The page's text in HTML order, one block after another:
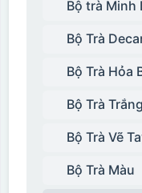
Bộ trà Minh
Bộ Trà
Bộ Trà Hỏa
Bộ Trà Trắng
Bộ Trà Vẽ
Bộ Trà Màu